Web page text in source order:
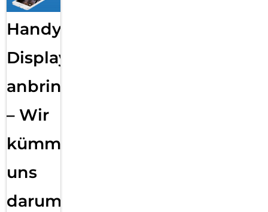
Handy
Displayfolie
anbringen
– Wir
kümmern
uns
darum!